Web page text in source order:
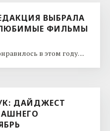
РЕДАКЦИЯ ВЫБРАЛА
ФИЛЬМЫ
в этом году. ...
ДАЙДЖЕСТ